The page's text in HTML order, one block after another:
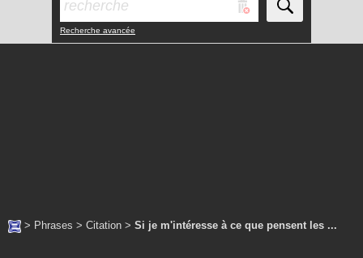
Recherche avancée
> Phrases > Citation > Si je m'intéresse à ce que pensent les ...